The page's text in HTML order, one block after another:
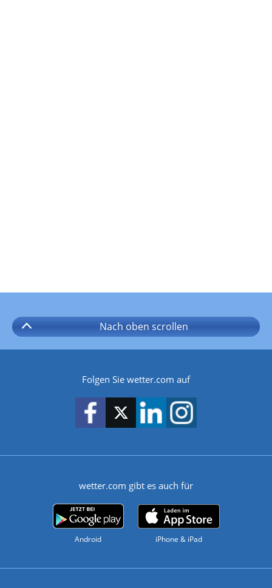
Nach oben scrollen
Folgen Sie wetter.com auf
wetter.com gibt es auch für
Android iPhone & iPad